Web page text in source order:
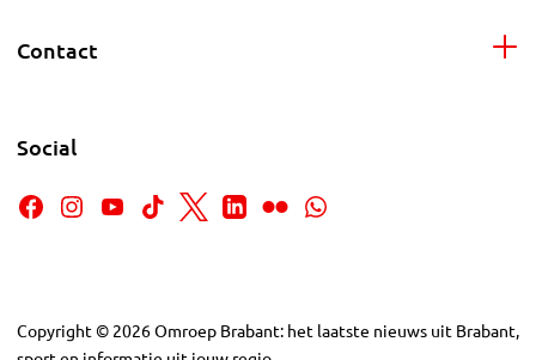
Contact
Social
Copyright © 2026Omroep Brabant: het laatste nieuws uit Brabant,